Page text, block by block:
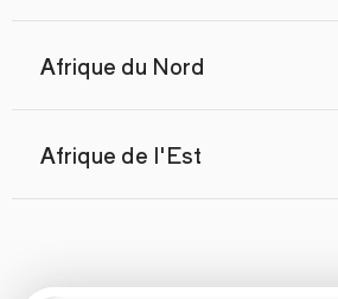
Afrique du Nord
Afrique de l'Est